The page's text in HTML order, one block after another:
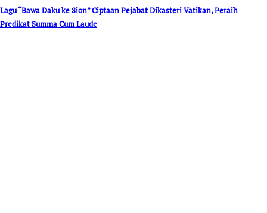
Lagu “Bawa Daku ke Sion” Ciptaan Pejabat Dikasteri Vatikan, Peraih
Predikat Summa Cum Laude